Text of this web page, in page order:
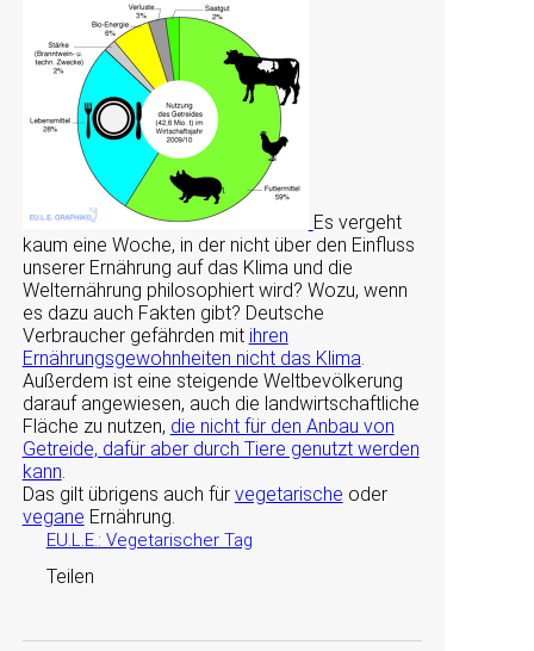
Es vergeht
kaum eine Woche, in der nicht über den Einfluss
unserer Ernährung auf das Klima und die
Welternährung philosophiert wird? Wozu, wenn
es dazu auch Fakten gibt? Deutsche
Verbraucher gefährden mit ihren
Ernährungsgewohnheiten nicht das Klima.
Außerdem ist eine steigende Weltbevölkerung
darauf angewiesen, auch die landwirtschaftliche
Fläche zu nutzen, die nicht für den Anbau von
Getreide, dafür aber durch Tiere genutzt werden
kann.
Das gilt übrigens auch für vegetarische oder
vegane Ernährung.
EU.L.E.: Vegetarischer Tag
Teilen